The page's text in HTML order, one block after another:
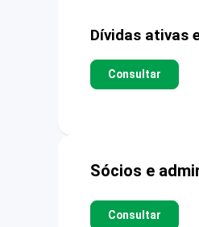
Dívidas ativas
Consultar
Sócios e
Consultar